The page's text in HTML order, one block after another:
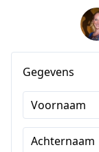
Gegevens
Voornaam
Achternaam